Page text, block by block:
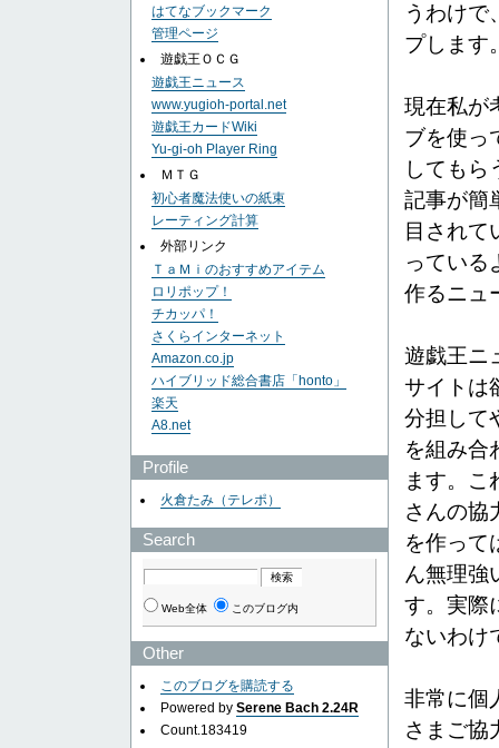
うわけで
プします
現在私が
ブを使っ
してもら
記事が簡
目されて
っている
作るニュ
遊戯王ニ
サイトは
分担して
を組み合
ます。こ
さんの協
を作って
ん無理強
す。実際
ないわけ
非常に個
さまご協
はてなブックマーク
管理ページ
遊戯王ＯＣＧ
遊戯王ニュース
www.yugioh-portal.net
遊戯王カードWiki
Yu-gi-oh Player Ring
ＭＴＧ
初心者魔法使いの紙束
レーティング計算
外部リンク
ＴａＭｉのおすすめアイテム
ロリポップ！
チカッパ！
さくらインターネット
Amazon.co.jp
ハイブリッド総合書店「honto」
楽天
A8.net
Profile
火倉たみ（テレポ）
Search
Web全体 このブログ内
Other
このブログを購読する
Powered by Serene Bach 2.24R
Count.183419